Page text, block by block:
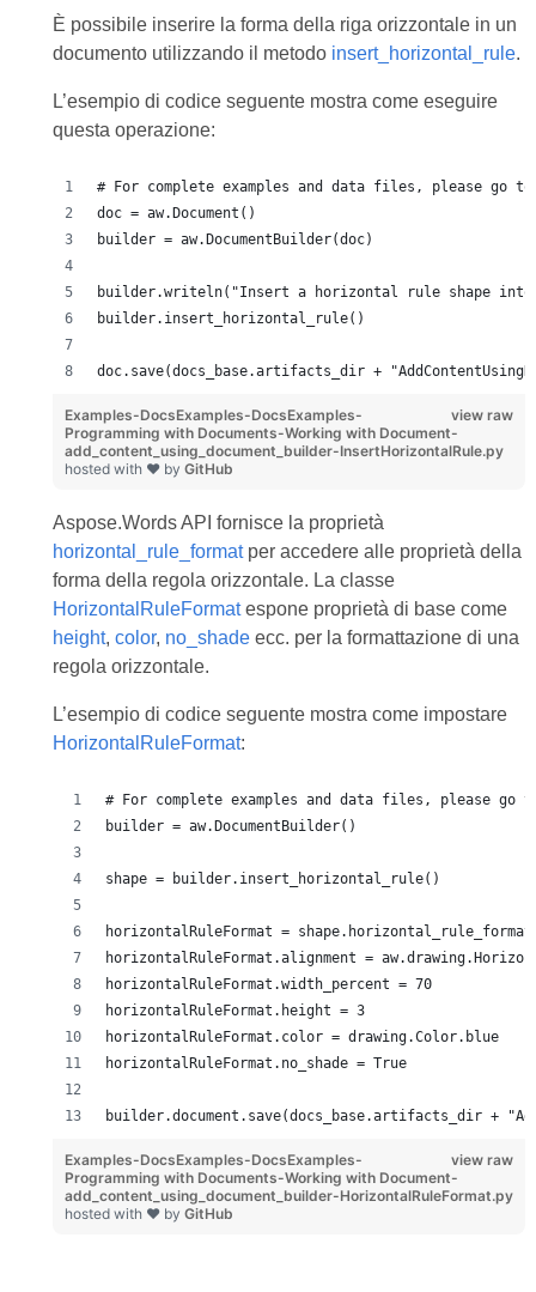
È possibile inserire la forma della riga orizzontale in un
documento utilizzando il metodo insert_horizontal_rule.
L’esempio di codice seguente mostra come eseguire
questa operazione:
# For complete examples and data files, please go to
doc = aw.Document()
builder = aw.DocumentBuilder(doc)
builder.writeln("Insert a horizontal rule shape into
builder.insert_horizontal_rule()
doc.save(docs_base.artifacts_dir +
view raw
Examples-DocsExamples-DocsExamples-
Programming with Documents-Working with Document-
add_content_using_document_builder-InsertHorizontalRule.py
hosted with ❤ by GitHub
Aspose.Words API fornisce la proprietà
horizontal_rule_formatper accedere alle proprietà della
forma della regola orizzontale. La classe
HorizontalRuleFormatespone proprietà di base come
height, color, no_shadeecc. per la formattazione di una
regola orizzontale.
L’esempio di codice seguente mostra come impostare
HorizontalRuleFormat:
# For complete examples and data files, please go
builder = aw.DocumentBuilder()
shape = builder.insert_horizontal_rule()
horizontalRuleFormat = shape.horizontal_rule_format
horizontalRuleFormat.alignment =
horizontalRuleFormat.width_percent = 70
horizontalRuleFormat.height = 3
horizontalRuleFormat.color = drawing.Color.blue
horizontalRuleFormat.no_shade = True
builder.document.save(docs_base.artifacts_dir +
view raw
Examples-DocsExamples-DocsExamples-
Programming with Documents-Working with Document-
add_content_using_document_builder-HorizontalRuleFormat.py
hosted with ❤ by GitHub